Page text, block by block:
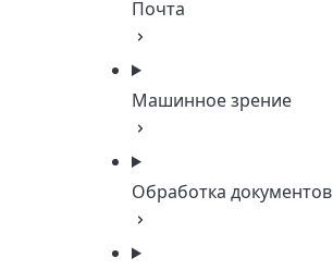
Почта
Машинное зрение
Обработка документов